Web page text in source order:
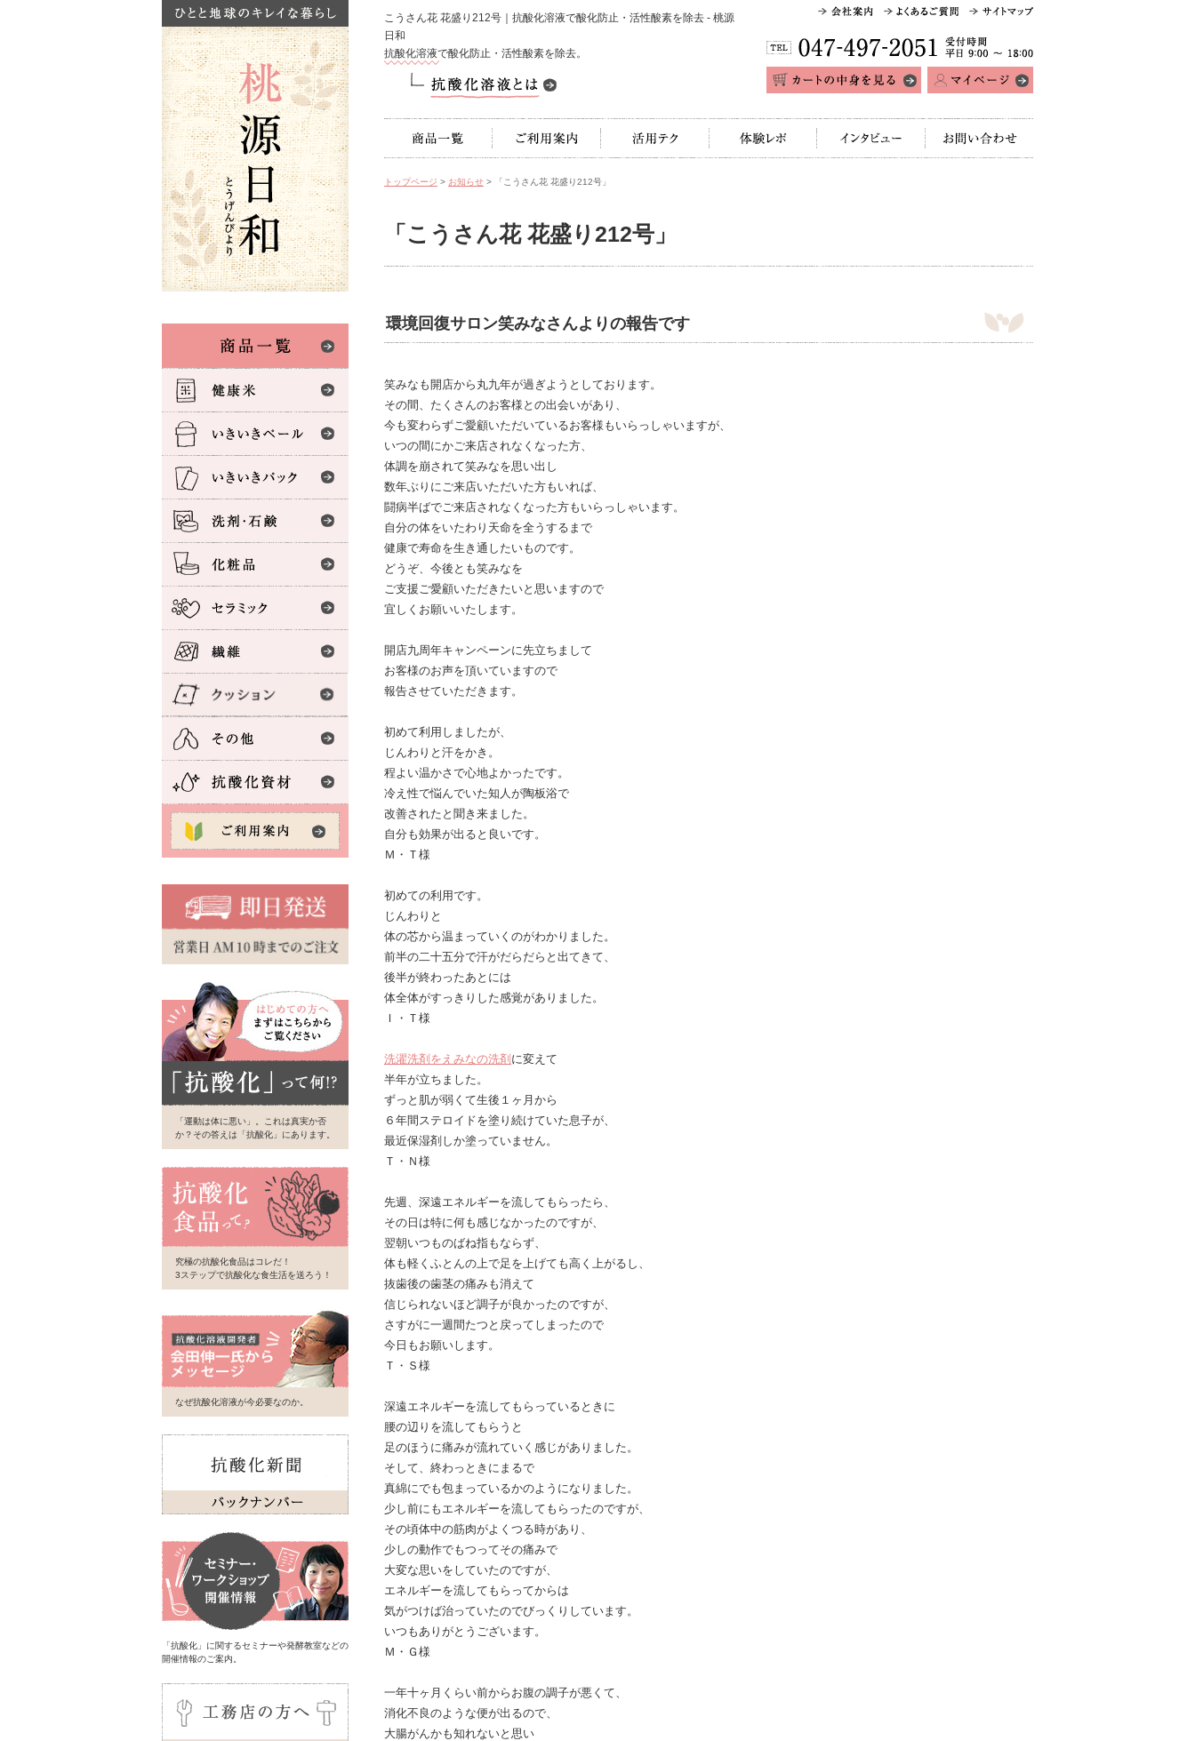
こうさん花 花盛り212号｜抗酸化溶液で酸化防止・活性酸素を除去 - 桃源
日和
抗酸化溶液で酸化防止・活性酸素を除去。
TEL
受付時間 平日
9:00〜18:00
トップページ > お知らせ > 「こうさん花 花盛り212号」
「こうさん花 花盛り212号」
環境回復サロン笑みなさんよりの報告です
笑みなも開店から丸九年が過ぎようとしております。
その間、たくさんのお客様との出会いがあり、
今も変わらずご愛顧いただいているお客様もいらっしゃいますが、
いつの間にかご来店されなくなった方、
体調を崩されて笑みなを思い出し
数年ぶりにご来店いただいた方もいれば、
闘病半ばでご来店されなくなった方もいらっしゃいます。
自分の体をいたわり天命を全うするまで
健康で寿命を生き通したいものです。
どうぞ、今後とも笑みなを
ご支援ご愛顧いただきたいと思いますので
宜しくお願いいたします。
開店九周年キャンペーンに先立ちまして
お客様のお声を頂いていますので
報告させていただきます。
初めて利用しましたが、
じんわりと汗をかき。
程よい温かさで心地よかったです。
冷え性で悩んでいた知人が陶板浴で
改善されたと聞き来ました。
自分も効果が出ると良いです。
Ｍ・Ｔ様
初めての利用です。
じんわりと
体の芯から温まっていくのがわかりました。
前半の二十五分で汗がだらだらと出てきて、
後半が終わったあとには
体全体がすっきりした感覚がありました。
Ｉ・Ｔ様
洗濯洗剤をえみなの洗剤 に変えて
半年が立ちました。
ずっと肌が弱くて生後１ヶ月から
６年間ステロイドを塗り続けていた息子が、
最近保湿剤しか塗っていません。
Ｔ・Ｎ様
先週、深遠エネルギーを流してもらったら、
その日は特に何も感じなかったのですが、
翌朝いつものばね指もならず、
体も軽くふとんの上で足を上げても高く上がるし、
抜歯後の歯茎の痛みも消えて
信じられないほど調子が良かったのですが、
さすがに一週間たつと戻ってしまったので
今日もお願いします。
Ｔ・Ｓ様
深遠エネルギーを流してもらっているときに
腰の辺りを流してもらうと
足のほうに痛みが流れていく感じがありました。
そして、終わっときにまるで
真綿にでも包まっているかのようになりました。
少し前にもエネルギーを流してもらったのですが、
その頃体中の筋肉がよくつる時があり、
少しの動作でもつってその痛みで
大変な思いをしていたのですが、
エネルギーを流してもらってからは
気がつけば治っていたのでびっくりしています。
いつもありがとうございます。
Ｍ・Ｇ様
一年十ヶ月くらい前からお腹の調子が悪くて、
消化不良のような便が出るので、
大腸がんかも知れないと思い
「運動は体に悪い」。これは真実か否
か？その答えは「抗酸化」にあります。
究極の抗酸化食品はコレだ！
3ステップで抗酸化な食生活を送ろう！
なぜ抗酸化溶液が今必要なのか。
「抗酸化」に関するセミナーや発酵教室などの
開催情報のご案内。